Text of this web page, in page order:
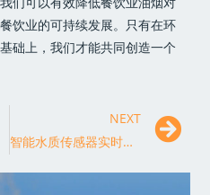
饮业的可持续发展。只有在环
础上，我们才能共同创造一个
NEXT
智能水质传感器实时掌握水质情况